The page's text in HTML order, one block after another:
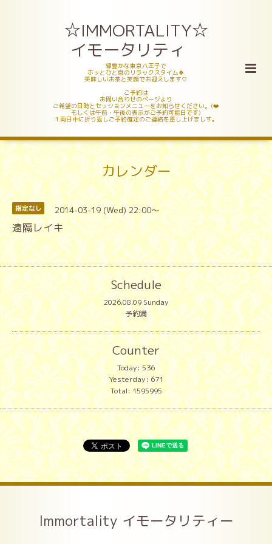
☆IMMORTALITY☆
イモータリティ
緑豊かな東京八王子で
ホッとひと息のリラックスタイム🍀
美味しいお茶と笑顔でお迎えします♡
ご予約は
お問い合わせのページより
ご希望の日時とセッションメニューをお知らせください。(❤️
もしくは午前・午後の表示がご予約可能日です)
１両日中に折り返しご予約確定のご連絡を差し上げましす。
カレンダー
指定なし 2014-03-19 (Wed) 22:00～
遠隔レイキ
Schedule
2026.08.09 Sunday
予約満
Counter
Today:536
Yesterday:671
Total:1595995
Immortality イモータリティー